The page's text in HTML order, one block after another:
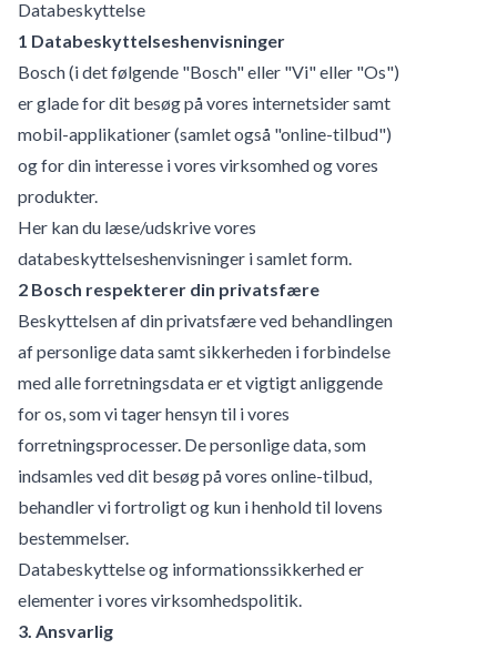
Databeskyttelse
1 Databeskyttelseshenvisninger
Bosch (i det følgende "Bosch" eller "Vi" eller "Os")
er glade for dit besøg på vores internetsider samt
mobil-applikationer (samlet også "online-tilbud")
og for din interesse i vores virksomhed og vores
produkter.
Her kan du læse/udskrive vores
databeskyttelseshenvisninger i samlet form.
2 Bosch respekterer din privatsfære
Beskyttelsen af din privatsfære ved behandlingen
af personlige data samt sikkerheden i forbindelse
med alle forretningsdata er et vigtigt anliggende
for os, som vi tager hensyn til i vores
forretningsprocesser. De personlige data, som
indsamles ved dit besøg på vores online-tilbud,
behandler vi fortroligt og kun i henhold til lovens
bestemmelser.
Databeskyttelse og informationssikkerhed er
elementer i vores virksomhedspolitik.
3. Ansvarlig